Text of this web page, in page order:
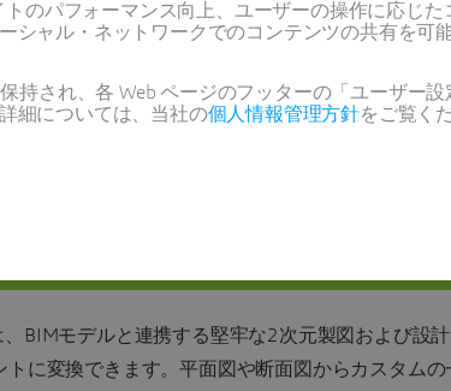
Premium
BIMモデルと連携する堅牢な2次元製図および設
トに変換できます。平面図や断面図からカスタム
トのパフォーマンス向上、ユーザーの操作に応じ
シャル・ネットワークでのコンテンツの共有を可
持され、各 Web ページのフッターの「ユーザー
細については、当社の個人情報管理方針をご覧く